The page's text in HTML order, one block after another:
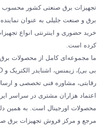
فراکو FRAKO
مقالات تخصصی برق صنعتی
تجهیزات برق صنعتی کشور
خرید حضوری و اینترنتی انواع
کرده است.
رقابتی، مشاوره فنی تخصصی و
اعتماد هزاران مشتری در سراسر
محصولات اورجینال است. به همین
مرجع و مرکز فروش تجهیزات برق